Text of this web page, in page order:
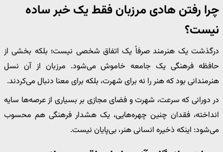
چرا رفتن هادی مرزبان فقط یک خبر ساده
نیست؟
درگذشت یک هنرمند صرفاً یک اتفاق شخصی نیست؛ بلکه بخشی از
حافظه فرهنگی یک جامعه خاموش می‌شود. مرزبان از آن نسل
هنرمندانی بود که هنر را نه برای شهرت، بلکه برای معنا دنبال می‌کردند.
در دورانی که سرعت، شهرت و فضای مجازی بر بسیاری از عرصه‌ها سایه
انداخته، فقدان چنین چهره‌هایی، یک هشدار فرهنگی هم محسوب
می‌شود: اینکه ذخیره انسانی هنر، بی‌پایان نیست.